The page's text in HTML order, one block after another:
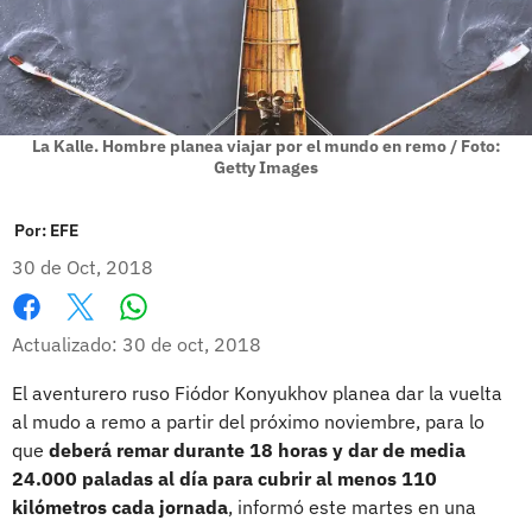
La Kalle. Hombre planea viajar por el mundo en remo / Foto:
Getty Images
Por: EFE
30 de Oct, 2018
Facebook
X
Actualizado: 30 de oct, 2018
El aventurero ruso Fiódor Konyukhov planea dar la vuelta
al mudo a remo a partir del próximo noviembre, para lo
que deberá remar durante 18 horas y dar de media
24.000 paladas al día para cubrir al menos 110
kilómetros cada jornada, informó este martes en una